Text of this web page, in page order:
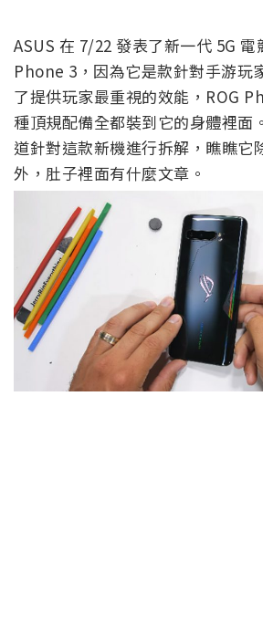
ASUS 在 7/22 發表了新一代 5G 電
Phone 3，因為它是款針對手游玩
了提供玩家最重視的效能，ROG
種頂規配備全都裝到它的身體裡面
道針對這款新機進行拆解，瞧瞧它
外，肚子裡面有什麼文章。